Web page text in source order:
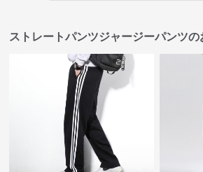
ストレートパンツジャージーパンツ